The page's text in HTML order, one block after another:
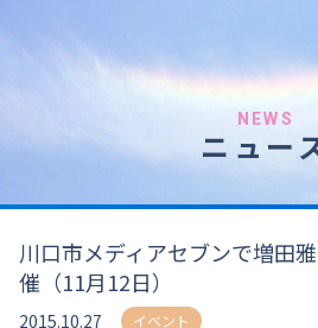
NEWS
ニュー
川口市メディアセブンで増田
催（11月12日）
2015.10.27 イベント